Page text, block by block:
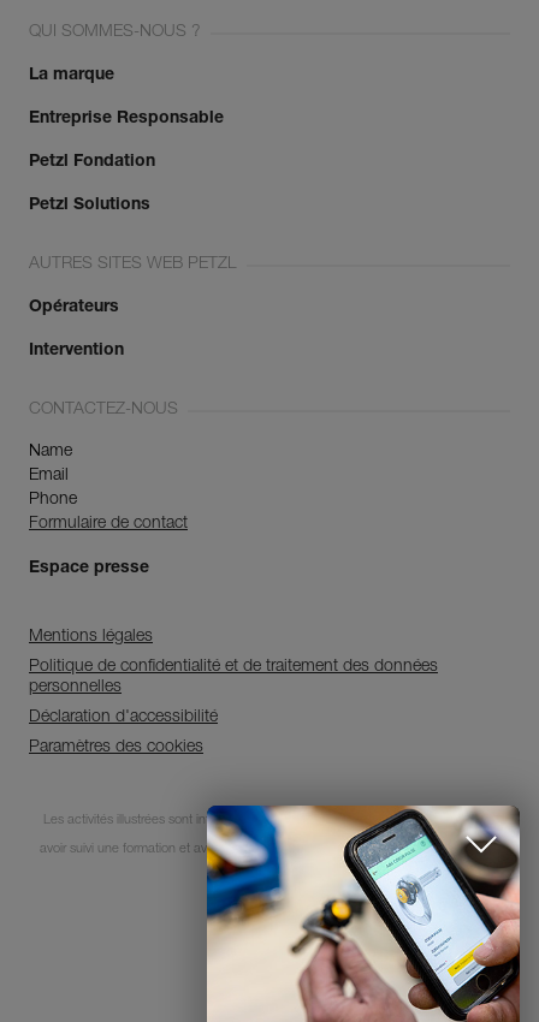
Découvrez ePPEcentre
Simplifiez le contrôle et le suivi de
votre parc d'EPI.
JE DÉCOUVRE L'APP
QUI SOMMES-NOUS ?
La marque
Entreprise Responsable
Petzl Fondation
Petzl Solutions
AUTRES SITES WEB PETZL
Opérateurs
Intervention
CONTACTEZ-NOUS
Name
Email
Phone
Formulaire de contact
Espace presse
Mentions légales
Politique de confidentialité et de traitement des données
personnelles
Déclaration d'accessibilité
Paramètres des cookies
Les activités illustrées sont intrinsèquement dangereuses. Chaque utilisateur doit
avoir suivi une formation et avoir des compétences pour l’usage des équipements
lors de ces activités.
© 1995-2026 Petzl